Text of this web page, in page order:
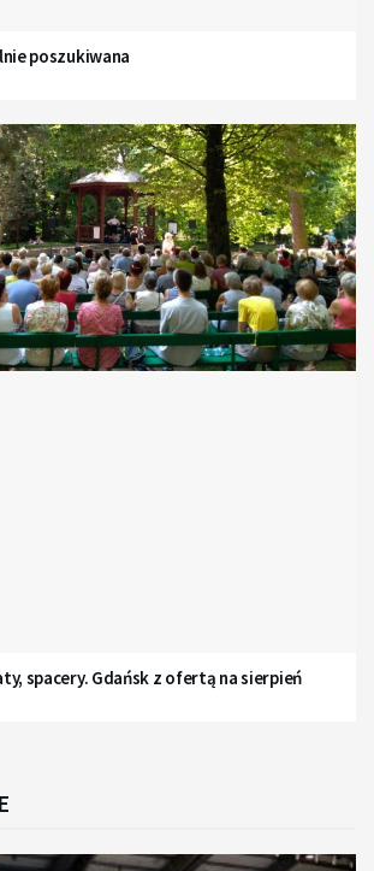
poszukiwana
spacery. Gdańsk z ofertą na sierpień